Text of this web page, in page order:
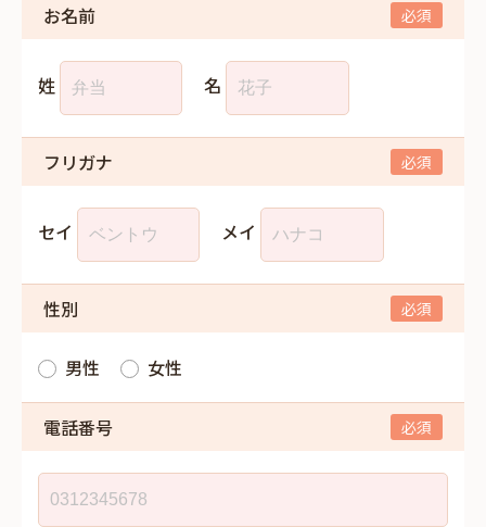
お名前
姓 名
フリガナ
セイ メイ
性別
男性 女性
電話番号